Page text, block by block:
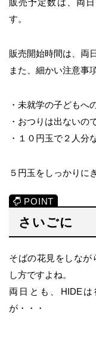
販売予定数は、両日
す。
販売開始時間は、両
また、細かい注意事
・未就学の子どもへ
・おつりは出ないの
・１０円玉で２人分
５円玉をしっかりに
さいごに
そばの花見をしなが
し方ですよね。
両日とも、HIDE
が・・・